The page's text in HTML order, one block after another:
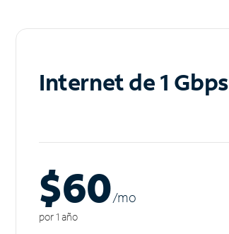
Internet de 1 Gbps
$60/mo
por 1 año